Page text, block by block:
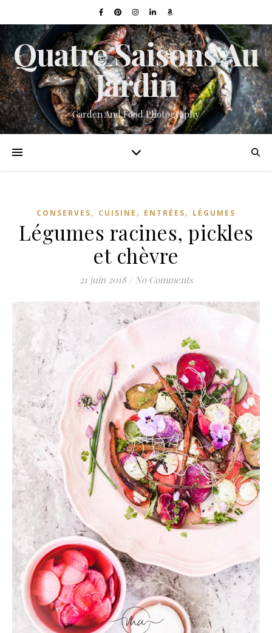
Quatre Saisons Au
Jardin
Garden And Food Photography
CONSERVES, CUISINE , ENTRÉES, LÉGUMES
Légumes racines, pickles
et chèvre
21 juin 2018 / No Comments